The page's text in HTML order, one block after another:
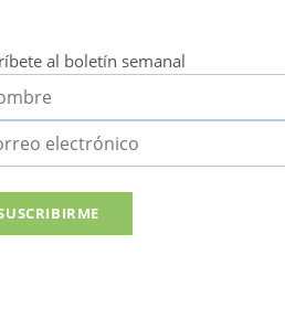
al boletín semanal